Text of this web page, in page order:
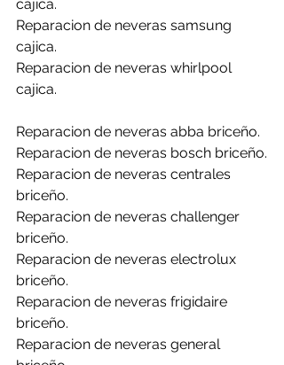
cajica.
Reparacion de neveras samsung
cajica.
Reparacion de neveras whirlpool
cajica.
Reparacion de neveras abba briceño.
Reparacion de neveras bosch briceño.
Reparacion de neveras centrales
briceño.
Reparacion de neveras challenger
briceño.
Reparacion de neveras electrolux
briceño.
Reparacion de neveras frigidaire
briceño.
Reparacion de neveras general